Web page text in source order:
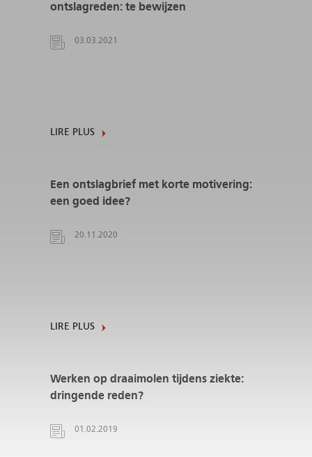
ontslagreden: te bewijzen
03.03.2021
LIRE PLUS
Een ontslagbrief met korte motivering:
een goed idee?
20.11.2020
LIRE PLUS
Werken op draaimolen tijdens ziekte:
dringende reden?
01.02.2019